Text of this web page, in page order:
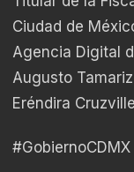
Ciudad de
Agencia Digital
Augusto
Eréndira
#GobiernoCDMX